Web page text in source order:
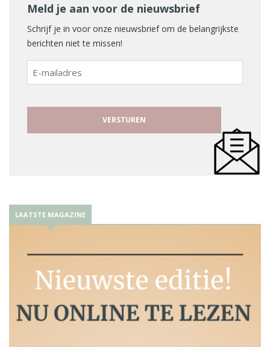
Meld je aan voor de nieuwsbrief
Schrijf je in voor onze nieuwsbrief om de belangrijkste
berichten niet te missen!
E-
mailadres
LAATSTE MAGAZINE